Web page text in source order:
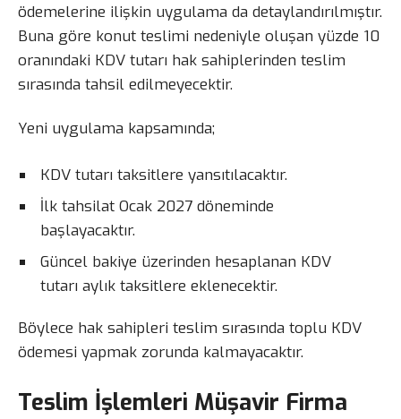
ödemelerine ilişkin uygulama da detaylandırılmıştır.
Buna göre konut teslimi nedeniyle oluşan yüzde 10
oranındaki KDV tutarı hak sahiplerinden teslim
sırasında tahsil edilmeyecektir.
Yeni uygulama kapsamında;
KDV tutarı taksitlere yansıtılacaktır.
İlk tahsilat Ocak 2027 döneminde
başlayacaktır.
Güncel bakiye üzerinden hesaplanan KDV
tutarı aylık taksitlere eklenecektir.
Böylece hak sahipleri teslim sırasında toplu KDV
ödemesi yapmak zorunda kalmayacaktır.
Teslim İşlemleri Müşavir Firma